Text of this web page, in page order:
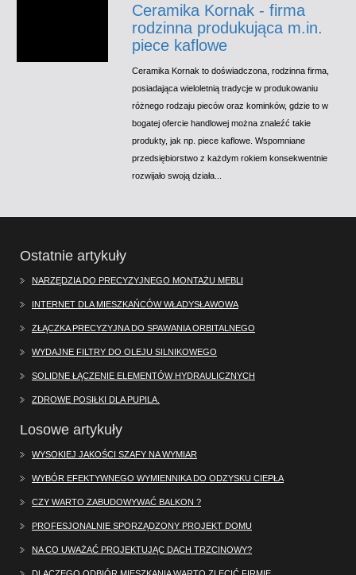
Ceramika Kornak - firma
rodzinna produkująca m.in.
piece kaflowe
Ceramika Kornak to doświadczona, rodzinna firma,
posiadająca wieloletnią tradycje w produkowaniu
różnego rodzaju pieców oraz kominków, gdzie to w
bogatej ofercie handlowej można znaleźć takie
produkty, jak np. piece kaflowe. Wspomniane
przedsiębiorstwo z każdym rokiem konsekwentnie
rozwijało swoją działa...
Ostatnie artykuły
NARZĘDZIA DO PRECYZYJNEGO MONTAŻU MEBLI
INTERNET DLA MIESZKAŃCÓW WŁADYSŁAWOWA
ZŁĄCZKA PRECYZYJNA DO SPAWANIA ORBITALNEGO
WYDAJNE FILTRY DO OLEJU SILNIKOWEGO
SOLIDNE ŁĄCZENIE ELEMENTÓW HYDRAULICZNYCH
ZDROWE POSIŁKI DLA PUPILA.
Losowe artykuły
WYSOKIEJ JAKOŚCI SZAFY NA WYMIAR
WYBÓR EFEKTYWNEGO WYMIENNIKA DO ODZYSKU CIEPŁA
CZY WARTO ZABUDOWYWAĆ BALKON ?
PROFESJONALNIE SPORZĄDZONY PROJEKT DOMU
NA CO UWAŻAĆ PROJEKTUJĄC DACH TRZCINOWY?